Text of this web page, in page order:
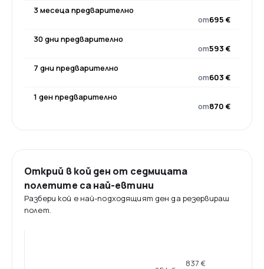
3 месеца предварително
от695 €
30 дни предварително
от593 €
7 дни предварително
от603 €
1 ден предварително
от870 €
Открий в кой ден от седмицата
полетите са най-евтини
Разбери кой е най-подходящият ден да резервираш
полет.
837 €